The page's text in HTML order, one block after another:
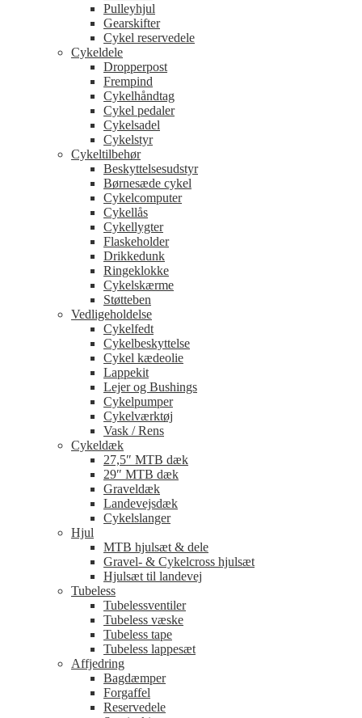
Pulleyhjul
Gearskifter
Cykel reservedele
Cykeldele
Dropperpost
Frempind
Cykelhåndtag
Cykel pedaler
Cykelsadel
Cykelstyr
Cykeltilbehør
Beskyttelsesudstyr
Børnesæde cykel
Cykelcomputer
Cykellås
Cykellygter
Flaskeholder
Drikkedunk
Ringeklokke
Cykelskærme
Støtteben
Vedligeholdelse
Cykelfedt
Cykelbeskyttelse
Cykel kædeolie
Lappekit
Lejer og Bushings
Cykelpumper
Cykelværktøj
Vask / Rens
Cykeldæk
27,5″ MTB dæk
29″ MTB dæk
Graveldæk
Landevejsdæk
Cykelslanger
Hjul
MTB hjulsæt & dele
Gravel- & Cykelcross hjulsæt
Hjulsæt til landevej
Tubeless
Tubelessventiler
Tubeless væske
Tubeless tape
Tubeless lappesæt
Affjedring
Bagdæmper
Forgaffel
Reservedele